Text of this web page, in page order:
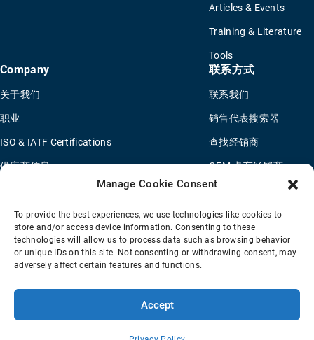
Manage Cookie Consent
To provide the best experiences, we use technologies like cookies to
store and/or access device information. Consenting to these
technologies will allow us to process data such as browsing behavior
or unique IDs on this site. Not consenting or withdrawing consent, may
adversely affect certain features and functions.
Accept
Articles & Events
Training & Literature
Tools
Company
关于我们
职业
ISO & IATF Certifications
供应商信息
Environmental Policy
Legal Notice
联系方式
联系我们
销售代表搜索器
查找经销商
OEM 卡车经销商
新申请问卷
销售条款
© 2026 Horton Holding Inc.